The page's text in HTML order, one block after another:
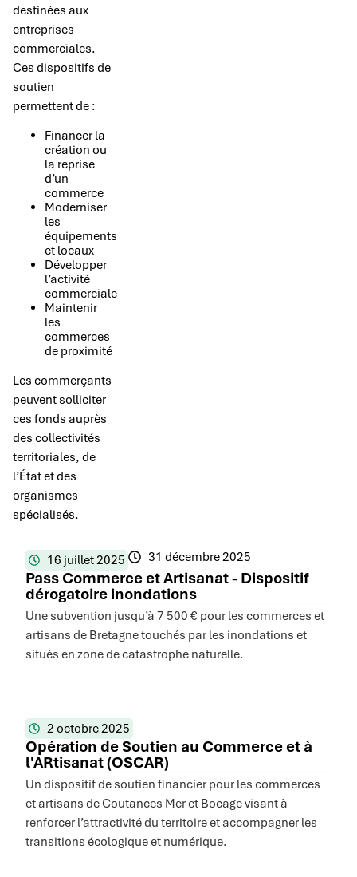
destinées aux
entreprises
commerciales.
Ces dispositifs de
soutien
permettent de :
Financer la
création ou
la reprise
d’un
commerce
Moderniser
les
équipements
et locaux
Développer
l’activité
commerciale
Maintenir
les
commerces
de proximité
Les commerçants
peuvent solliciter
ces fonds auprès
des collectivités
territoriales, de
l’État et des
organismes
spécialisés.
16 juillet 2025 31 décembre 2025
Pass Commerce et Artisanat - Dispositif
dérogatoire inondations
Une subvention jusqu’à 7 500 € pour les commerces et
artisans de Bretagne touchés par les inondations et
situés en zone de catastrophe naturelle.
2 octobre 2025
Opération de Soutien au Commerce et à
l'ARtisanat (OSCAR)
Un dispositif de soutien financier pour les commerces
et artisans de Coutances Mer et Bocage visant à
renforcer l’attractivité du territoire et accompagner les
transitions écologique et numérique.